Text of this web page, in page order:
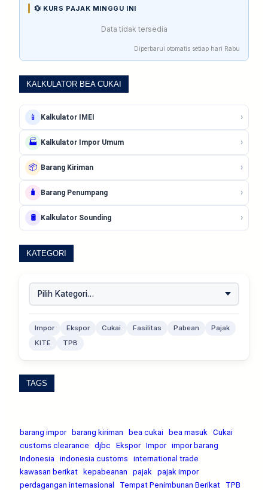
💱 KURS PAJAK MINGGU INI
Data tidak tersedia
Diperbarui otomatis setiap hari Rabu
KALKULATOR BEA CUKAI
📱 Kalkulator IMEI ›
🏭 Kalkulator Impor Umum ›
📦 Barang Kiriman ›
🧳 Barang Penumpang ›
🛢️ Kalkulator Sounding ›
KATEGORI
Impor Ekspor Cukai Fasilitas Pabean
Pajak
KITE
TPB
TAGS
barang impor barang kiriman bea cukai bea masuk
Cukai
customs clearance
djbc Ekspor Impor impor barang
Indonesia
indonesia customs
international trade
kawasan berikat
kepabeanan pajak
pajak impor
perdagangan internasional
Tempat Penimbunan Berikat TPB